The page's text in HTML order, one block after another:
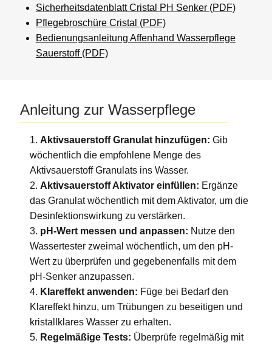
Sicherheitsdatenblatt Cristal PH Senker (PDF)
Pflegebroschüre Cristal (PDF)
Bedienungsanleitung Affenhand Wasserpflege
Sauerstoff (PDF)
Anleitung zur Wasserpflege
Aktivsauerstoff Granulat hinzufügen: Gib
wöchentlich die empfohlene Menge des
Aktivsauerstoff Granulats ins Wasser.
Aktivsauerstoff Aktivator einfüllen: Ergänze
das Granulat wöchentlich mit dem Aktivator, um die
Desinfektionswirkung zu verstärken.
pH-Wert messen und anpassen: Nutze den
Wassertester zweimal wöchentlich, um den pH-
Wert zu überprüfen und gegebenenfalls mit dem
pH-Senker anzupassen.
Klareffekt anwenden: Füge bei Bedarf den
Klareffekt hinzu, um Trübungen zu beseitigen und
kristallklares Wasser zu erhalten.
Regelmäßige Tests: Überprüfe regelmäßig mit